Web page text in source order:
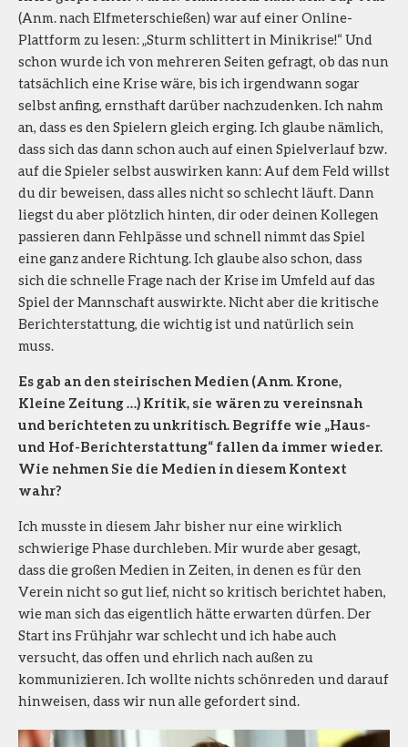
(Anm. nach Elfmeterschießen) war auf einer Online-
Plattform zu lesen: „Sturm schlittert in Minikrise!“ Und
schon wurde ich von mehreren Seiten gefragt, ob das nun
tatsächlich eine Krise wäre, bis ich irgendwann sogar
selbst anfing, ernsthaft darüber nachzudenken. Ich nahm
an, dass es den Spielern gleich erging. Ich glaube nämlich,
dass sich das dann schon auch auf einen Spielverlauf bzw.
auf die Spieler selbst auswirken kann: Auf dem Feld willst
du dir beweisen, dass alles nicht so schlecht läuft. Dann
liegst du aber plötzlich hinten, dir oder deinen Kollegen
passieren dann Fehlpässe und schnell nimmt das Spiel
eine ganz andere Richtung. Ich glaube also schon, dass
sich die schnelle Frage nach der Krise im Umfeld auf das
Spiel der Mannschaft auswirkte. Nicht aber die kritische
Berichterstattung, die wichtig ist und natürlich sein
muss.
Es gab an den steirischen Medien (Anm. Krone,
Kleine Zeitung …) Kritik, sie wären zu vereinsnah
und berichteten zu unkritisch. Begriffe wie „Haus-
und Hof-Berichterstattung“ fallen da immer wieder.
Wie nehmen Sie die Medien in diesem Kontext
wahr?
Ich musste in diesem Jahr bisher nur eine wirklich
schwierige Phase durchleben. Mir wurde aber gesagt,
dass die großen Medien in Zeiten, in denen es für den
Verein nicht so gut lief, nicht so kritisch berichtet haben,
wie man sich das eigentlich hätte erwarten dürfen. Der
Start ins Frühjahr war schlecht und ich habe auch
versucht, das offen und ehrlich nach außen zu
kommunizieren. Ich wollte nichts schönreden und darauf
hinweisen, dass wir nun alle gefordert sind.